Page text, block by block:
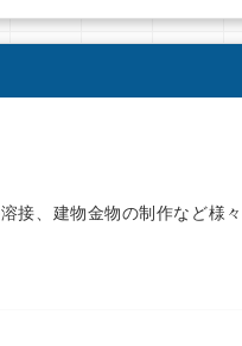
接、建物金物の制作など様々